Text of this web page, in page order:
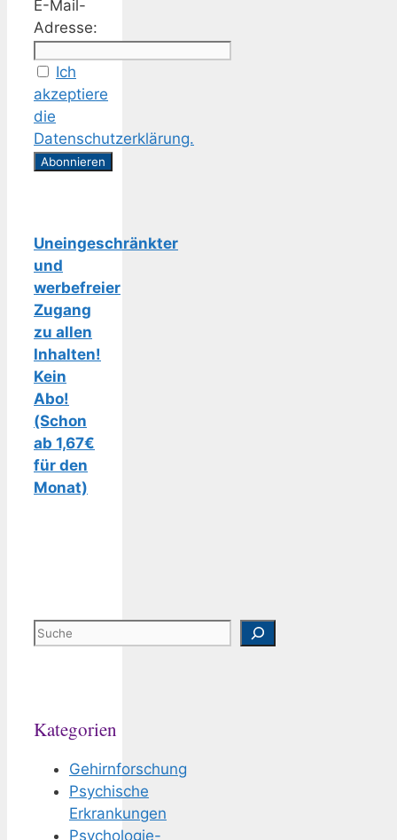
E-Mail-
Adresse:
Ich
akzeptiere
die
Datenschutzerklärung.
Uneingeschränkter
und
werbefreier
Zugang
zu allen
Inhalten!
Kein
Abo!
(Schon
ab 1,67€
für den
Monat)
Suchen
Kategorien
Gehirnforschung
Psychische
Erkrankungen
Psychologie-